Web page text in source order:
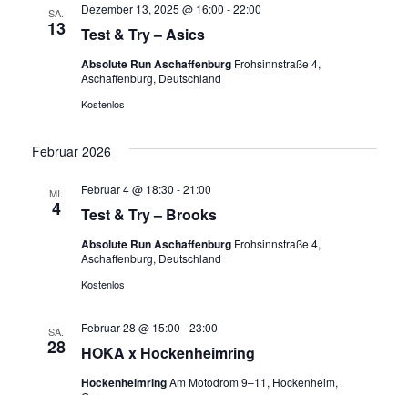
SA.
13 Test & Try – Asics
Dezember 13, 2025 @ 16:00 -22:00
Absolute Run Aschaffenburg Frohsinnstraße 4,
Aschaffenburg, Deutschland
Kostenlos
Februar 2026
MI.
4 Test & Try – Brooks
Februar 4 @ 18:30 -21:00
Absolute Run Aschaffenburg Frohsinnstraße 4,
Aschaffenburg, Deutschland
Kostenlos
SA.
28 HOKA x Hockenheimring
Februar 28 @ 15:00 -23:00
HockenheimringAm Motodrom 9–11, Hockenheim,